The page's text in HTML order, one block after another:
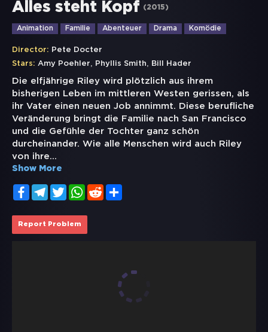
Alles steht Kopf (2015)
Animation Familie Abenteuer Drama Komödie
Director: Pete Docter
Stars: Amy Poehler, Phyllis Smith, Bill Hader
Die elfjährige Riley wird plötzlich aus ihrem
bisherigen Leben im mittleren Westen gerissen, als
ihr Vater einen neuen Job annimmt. Diese berufliche
Veränderung bringt die Familie nach San Francisco
und die Gefühle der Tochter ganz schön
durcheinander. Wie alle Menschen wird auch Riley
von ihre...
Show More
FacebookTelegramTwitterWhatsApp
Reddit
Report Problem